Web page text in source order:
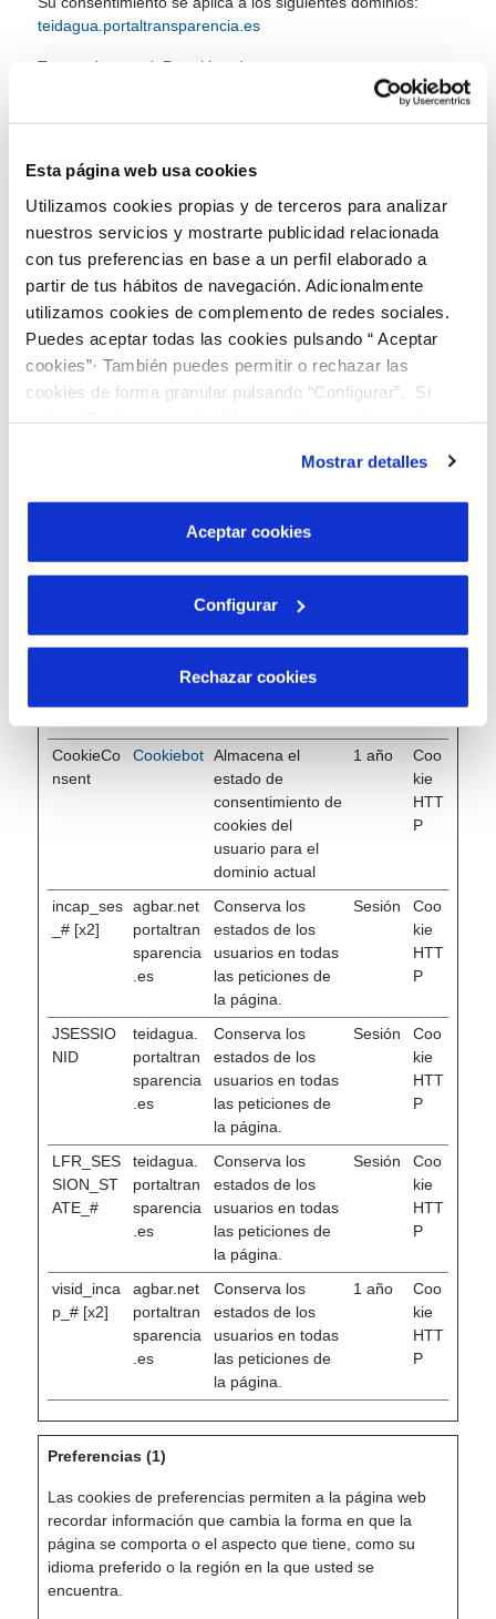
Esta página web usa cookies
Utilizamos cookies propias y de terceros para analizar
nuestros servicios y mostrarte publicidad relacionada
con tus preferencias en base a un perfil elaborado a
partir de tus hábitos de navegación. Adicionalmente
utilizamos cookies de complemento de redes sociales.
Puedes aceptar todas las cookies pulsando “ Aceptar
cookies”· También puedes permitir o rechazar las
cookies de forma granular pulsando “Configurar”. Si
son indispensables para que el sitio web funcione y que
por tanto no se pueden desactivar. Puedes consultar
más información en nuestraPolítica de Cookies
Mostrar detalles
Aceptar cookies
Configurar
Rechazar cookies
teidagua.portaltransparencia.es
Tu estado actual: Permitir todas.
Fecha del consentimiento: jueves, 28 de agosto de 2025,
10:10:42 CEST
Cambiar tu consentimiento Retirar tu consentimiento
Declaración de cookies actualizada por última vez el
11/8/25 porCookiebot:
Necesario (8)
navegación en la página y el acceso a áreas seguras de
adecuadamente sin estas cookies.
máxima
COOKIE_
teidagua.
portaltran
Esta cookie
determina si el
1 año
Coo
CookieCo
nsent
Cookiebot Almacena el
estado de
consentimiento de
cookies del
usuario para el
dominio actual
1 año
Coo
kie
HTT
P
incap_ses
_# [x2]
agbar.net
portaltran
sparencia
.es
Conserva los
estados de los
usuarios en todas
las peticiones de
la página.
Sesión
Coo
kie
HTT
P
JSESSIO
NID
teidagua.
portaltran
sparencia
.es
Conserva los
estados de los
usuarios en todas
las peticiones de
la página.
Sesión
Coo
kie
HTT
P
LFR_SES
SION_ST
ATE_#
teidagua.
portaltran
sparencia
.es
Conserva los
estados de los
usuarios en todas
las peticiones de
la página.
Sesión
Coo
kie
HTT
P
visid_inca
p_# [x2]
agbar.net
portaltran
sparencia
.es
Conserva los
estados de los
usuarios en todas
las peticiones de
la página.
1 año
Coo
kie
HTT
P
Preferencias (1)
Las cookies de preferencias permiten a la página web
recordar información que cambia la forma en que la
página se comporta o el aspecto que tiene, como su
idioma preferido o la región en la que usted se
encuentra.